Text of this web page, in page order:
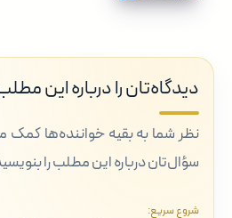
دیدگاه‌تان را درباره این
نظر شما به بقیه خواننده‌ها کمک
سؤال‌تان درباره این مطلب را
شروع سریع: